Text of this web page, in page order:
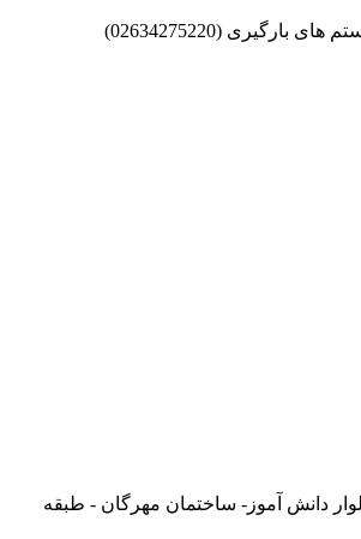
های بارگیری (02634275220)
دانش آموز- ساختمان مهرگان - طبقه